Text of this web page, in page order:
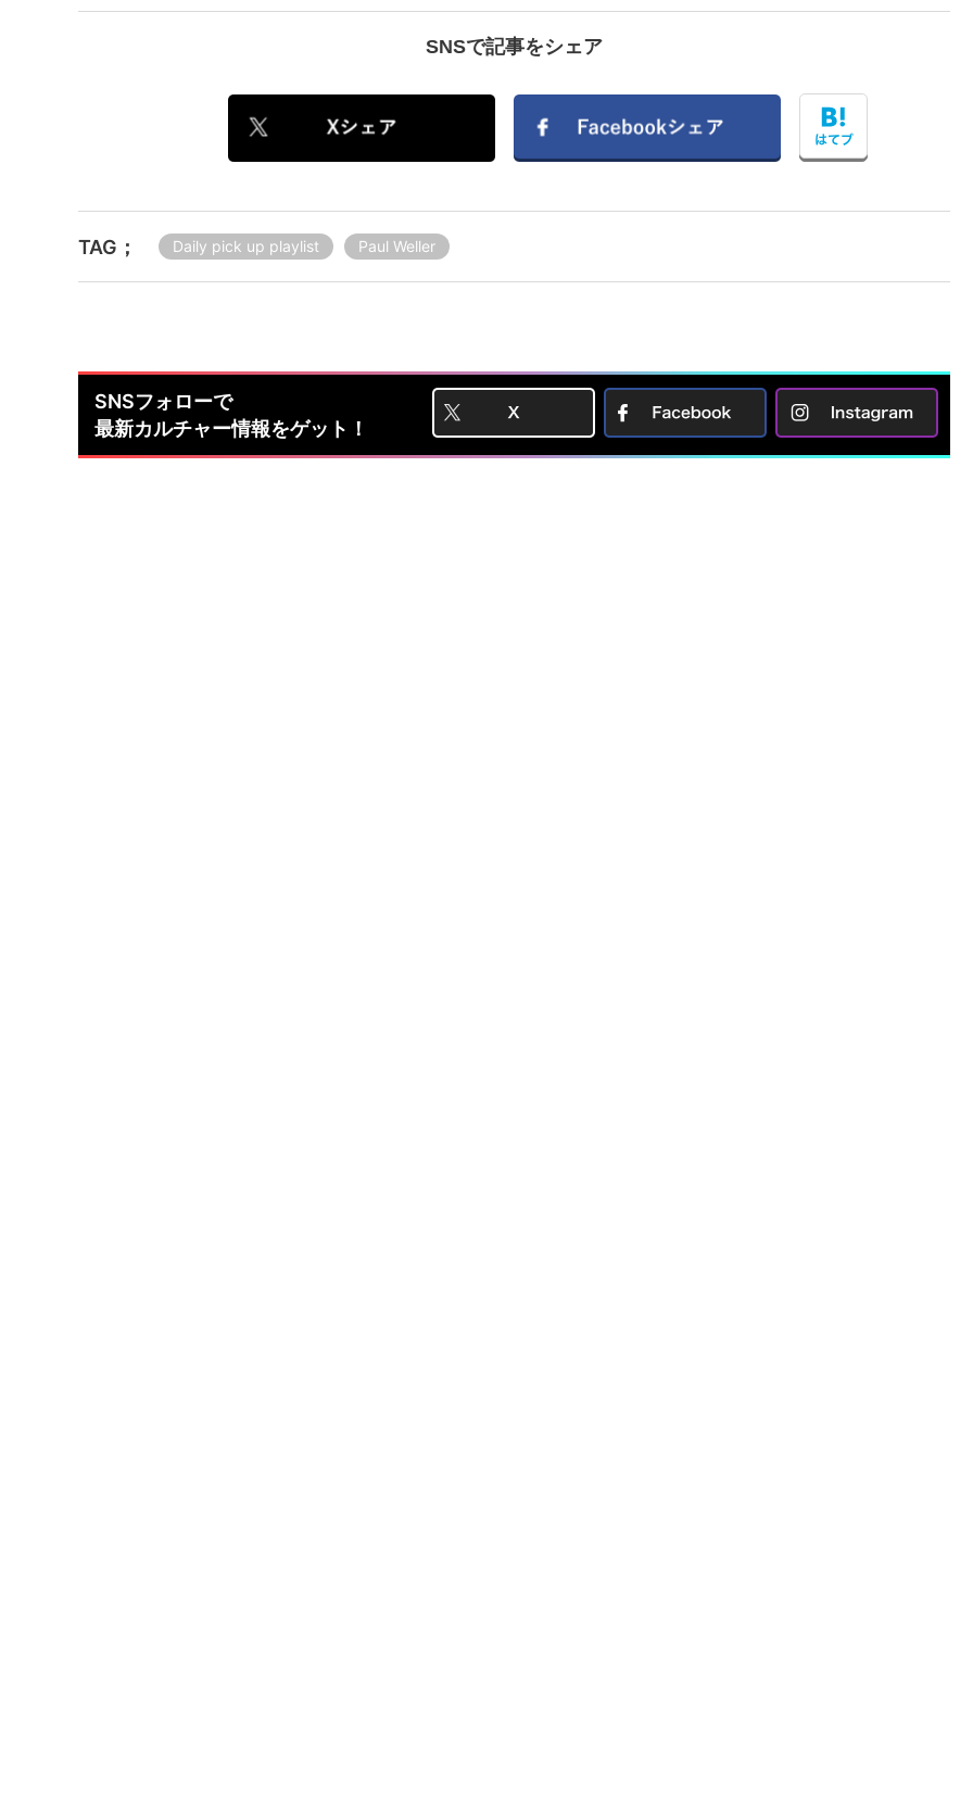
SNSで記事をシェア
TAG； Daily pick up playlist Paul Weller
SNSフォローで
最新カルチャー情報をゲット！